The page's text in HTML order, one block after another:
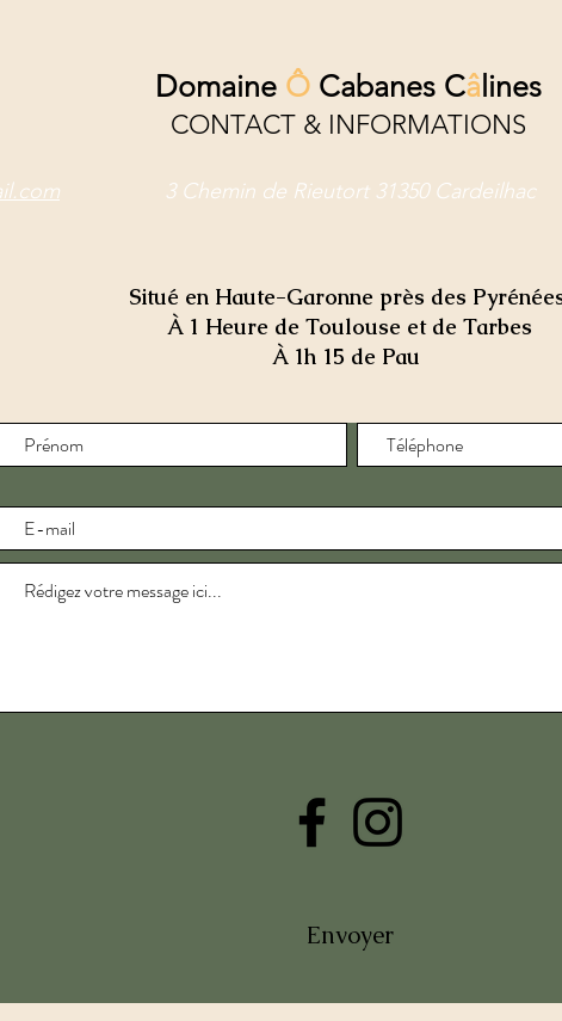
Domaine Ô Cabanes Câ lines
CONTACT & INFORMATIONS
3 Chemin de Rieutort 31350 Cardeilhac
Situé en Haute-Garonne près des
À 1 Heure de Toulouse et de Tarbes
À 1h 15 de Pau
Envoyer